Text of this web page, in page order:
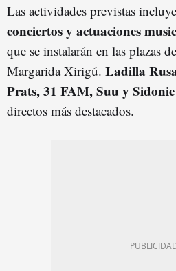
Las actividades previstas
conciertos y actuaciones
que se instalarán en las plazas
Margarida Xirigú. Ladilla
Prats, 31 FAM, Suu y Sidonie
directos más destacados.